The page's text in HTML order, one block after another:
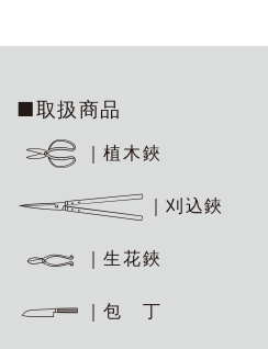
■取扱商品
｜植木鋏
｜刈込鋏
｜生花鋏
｜包 丁